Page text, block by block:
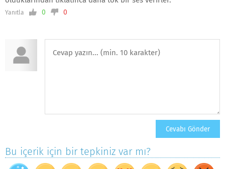
Yanıtla 0 0
Bu içerik için bir tepkiniz var mı?